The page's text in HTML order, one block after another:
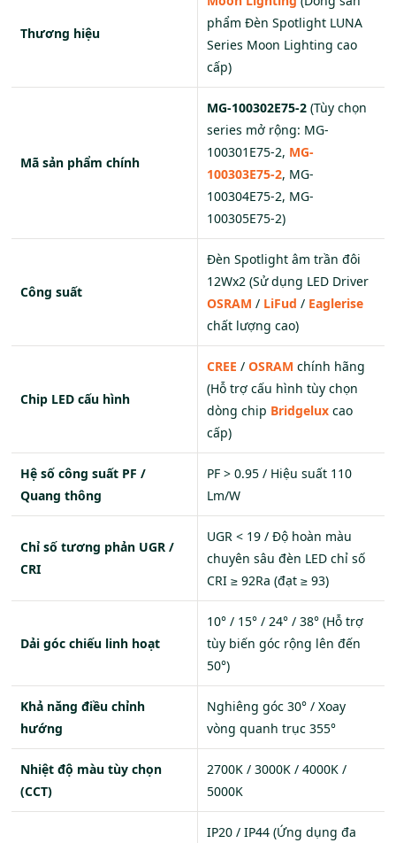
Thương hiệu
phẩm Đèn Spotlight LUNA
Series Moon Lighting cao
cấp)
Mã sản phẩm chính
MG-100302E75-2 (Tùy chọn
series mở rộng: MG-
100301E75-2, MG-
100303E75-2, MG-
100304E75-2, MG-
100305E75-2)
Công suất
Đèn Spotlight âm trần đôi
12Wx2 (Sử dụng LED Driver
OSRAM / LiFud / Eaglerise
chất lượng cao)
Chip LED cấu hình
CREE / OSRAM chính hãng
(Hỗ trợ cấu hình tùy chọn
dòng chip Bridgelux cao
cấp)
Hệ số công suất PF /
Quang thông
PF > 0.95 / Hiệu suất 110
Lm/W
Chỉ số tương phản UGR /
CRI
UGR < 19 / Độ hoàn màu
chuyên sâu đèn LED chỉ số
CRI ≥ 92Ra (đạt ≥ 93)
Dải góc chiếu linh hoạt
10° / 15° / 24° / 38° (Hỗ trợ
tùy biến góc rộng lên đến
50°)
Khả năng điều chỉnh
hướng
Nghiêng góc 30° / Xoay
vòng quanh trục 355°
Nhiệt độ màu tùy chọn
(CCT)
2700K / 3000K / 4000K /
5000K
IP20 / IP44 (Ứng dụng đa